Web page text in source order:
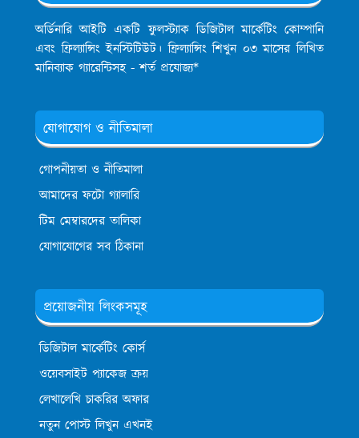
অর্ডিনারি আইটি একটি ফুলস্ট্যাক ডিজিটাল মার্কেটিং কোম্পানি
এবং ফ্রিল্যান্সিং ইনস্টিটিউট। ফ্রিল্যান্সিং শিখুন ০৩ মাসের লিখিত
মানিব্যাক গ্যারেন্টিসহ - শর্ত প্রযোজ্য*
যোগাযোগ ও নীতিমালা
গোপনীয়তা ও নীতিমালা
আমাদের ফটো গ্যালারি
টিম মেম্বারদের তালিকা
যোগাযোগের সব ঠিকানা
প্রয়োজনীয় লিংকসমূহ
ডিজিটাল মার্কেটিং কোর্স
ওয়েবসাইট প্যাকেজ ক্রয়
লেখালেখি চাকরির অফার
নতুন পোস্ট লিখুন এখনই